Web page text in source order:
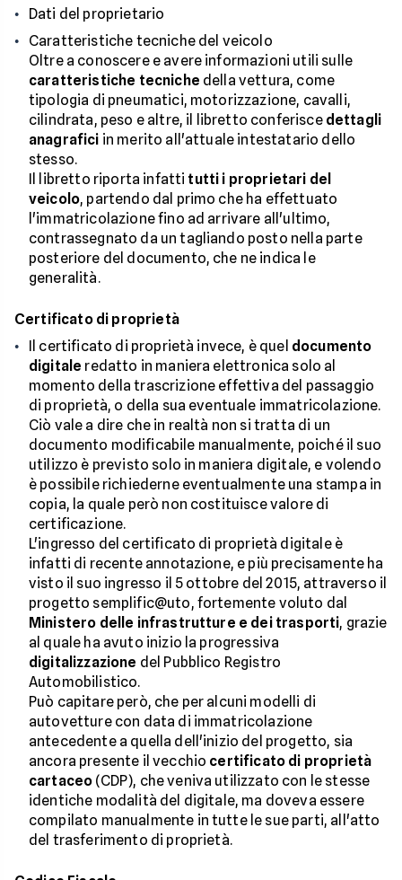
Dati del proprietario
Caratteristiche tecniche del veicolo
Oltre a conoscere e avere informazioni utili sulle
caratteristiche tecniche della vettura, come
tipologia di pneumatici, motorizzazione, cavalli,
cilindrata, peso e altre, il libretto conferisce dettagli
anagrafici in merito all'attuale intestatario dello
stesso.
Il libretto riporta infatti tutti i proprietari del
veicolo, partendo dal primo che ha effettuato
l'immatricolazione fino ad arrivare all'ultimo,
contrassegnato da un tagliando posto nella parte
posteriore del documento, che ne indica le
generalità.
Certificato di proprietà
Il certificato di proprietà invece, è quel documento
digitale redatto in maniera elettronica solo al
momento della trascrizione effettiva del passaggio
di proprietà, o della sua eventuale immatricolazione.
Ciò vale a dire che in realtà non si tratta di un
documento modificabile manualmente, poiché il suo
utilizzo è previsto solo in maniera digitale, e volendo
è possibile richiederne eventualmente una stampa in
copia, la quale però non costituisce valore di
certificazione.
L'ingresso del certificato di proprietà digitale è
infatti di recente annotazione, e più precisamente ha
visto il suo ingresso il 5 ottobre del 2015, attraverso il
progetto semplific@uto, fortemente voluto dal
Ministero delle infrastrutture e dei trasporti, grazie
al quale ha avuto inizio la progressiva
digitalizzazione del Pubblico Registro
Automobilistico.
Può capitare però, che per alcuni modelli di
autovetture con data di immatricolazione
antecedente a quella dell'inizio del progetto, sia
ancora presente il vecchio certificato di proprietà
cartaceo (CDP), che veniva utilizzato con le stesse
identiche modalità del digitale, ma doveva essere
compilato manualmente in tutte le sue parti, all'atto
del trasferimento di proprietà.